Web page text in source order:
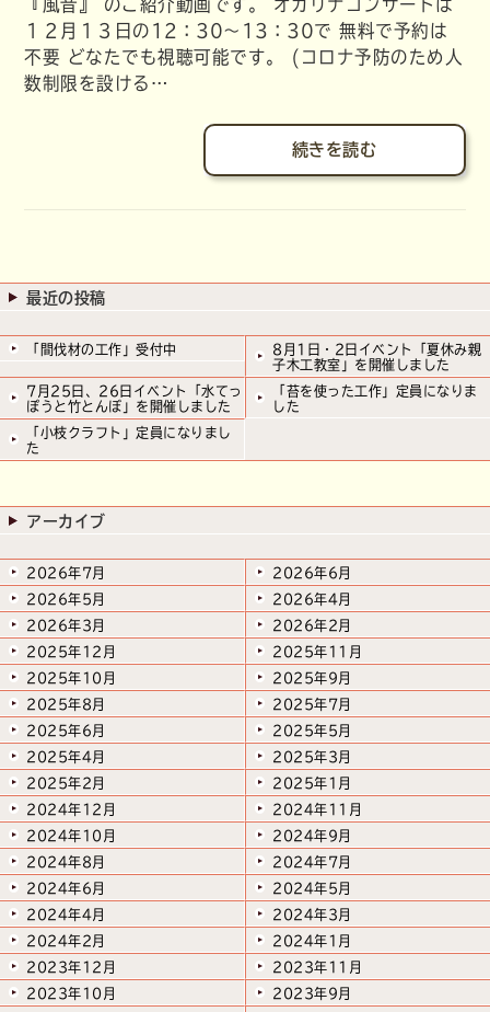
『風音』 のご紹介動画です。 オカリナコンサートは
１２月１３日の12：30～13：30で 無料で予約は
不要 どなたでも視聴可能です。 (コロナ予防のため人
数制限を設ける…
続きを読む
最近の投稿
「間伐材の工作」受付中
8月1日・2日イベント「夏休み親
子木工教室」を開催しました
7月25日、26日イベント「水てっ
ぽうと竹とんぼ」を開催しました
「苔を使った工作」定員になりま
した
「小枝クラフト」定員になりまし
た
アーカイブ
2026年7月
2026年6月
2026年5月
2026年4月
2026年3月
2026年2月
2025年12月
2025年11月
2025年10月
2025年9月
2025年8月
2025年7月
2025年6月
2025年5月
2025年4月
2025年3月
2025年2月
2025年1月
2024年12月
2024年11月
2024年10月
2024年9月
2024年8月
2024年7月
2024年6月
2024年5月
2024年4月
2024年3月
2024年2月
2024年1月
2023年12月
2023年11月
2023年10月
2023年9月